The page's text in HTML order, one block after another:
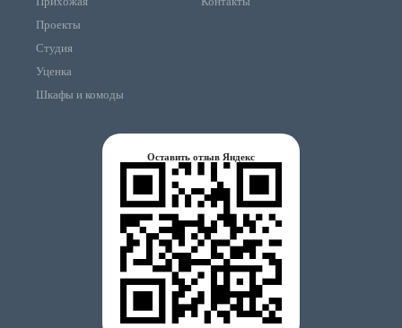
Проекты
Студия
Уценка
Шкафы и комоды
Оставить отзыв Яндекс